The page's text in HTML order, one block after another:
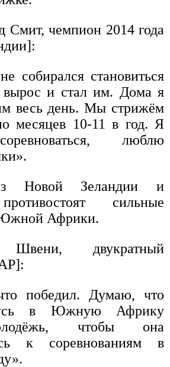
Смит, чемпион 2014 года
собирался становиться
вырос и стал им. Дома я
весь день. Мы стрижём
месяцев 10-11 в год. Я
люблю
Новой Зеландии и
сильные
Африки.
Швени, двукратный
победил. Думаю, что
в Южную Африку
чтобы она
к соревнованиям в